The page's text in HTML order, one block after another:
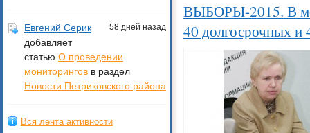
ВЫБОРЫ-2015. В
40 долгосрочных и
58 дней назад
Евгений Серик
добавляет
статью О проведении
мониторингов в раздел
Новости Петриковского района
Вся лента активности